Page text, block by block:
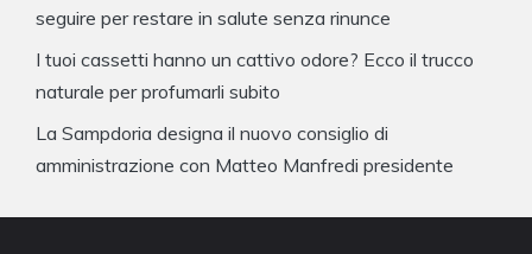
seguire per restare in salute senza rinunce
I tuoi cassetti hanno un cattivo odore? Ecco il trucco
naturale per profumarli subito
La Sampdoria designa il nuovo consiglio di
amministrazione con Matteo Manfredi presidente